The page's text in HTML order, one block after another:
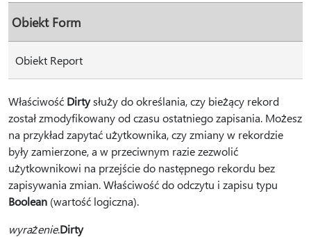
Obiekt Form
Obiekt Report
Właściwość Dirtysłuży do określania, czy bieżący rekord
został zmodyfikowany od czasu ostatniego zapisania. Możesz
na przykład zapytać użytkownika, czy zmiany w rekordzie
były zamierzone, a w przeciwnym razie zezwolić
użytkownikowi na przejście do następnego rekordu bez
zapisywania zmian. Właściwość do odczytu i zapisu typu
Boolean (wartość logiczna).
wyrażenie.Dirty